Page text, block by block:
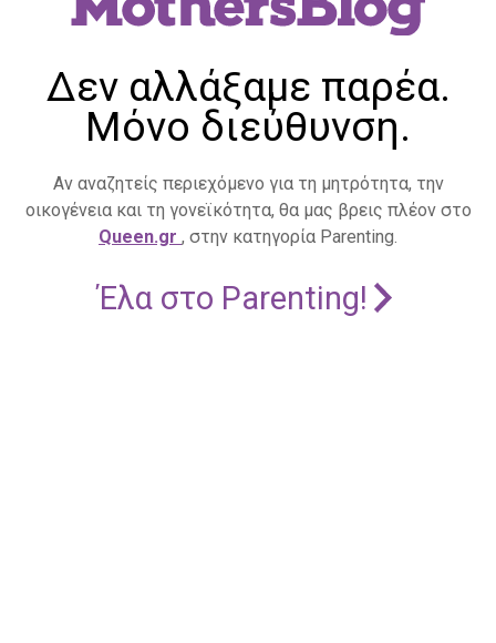
Δεν αλλάξαμε παρέα.
Μόνο διεύθυνση.
Αν αναζητείς περιεχόμενο για τη μητρότητα, την
οικογένεια και τη γονεϊκότητα, θα μας βρεις πλέον στο
Queen.gr , στην κατηγορία Parenting.
Έλα στο Parenting!